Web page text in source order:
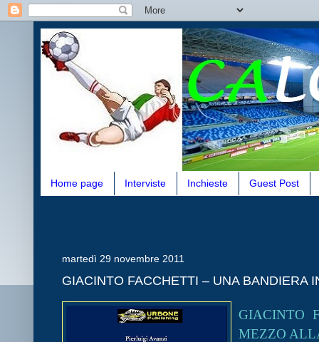
Home page Interviste Inchieste Guest Post
martedì 29 novembre 2011
GIACINTO FACCHETTI – UNA BANDIERA
GIACINTO
MEZZO